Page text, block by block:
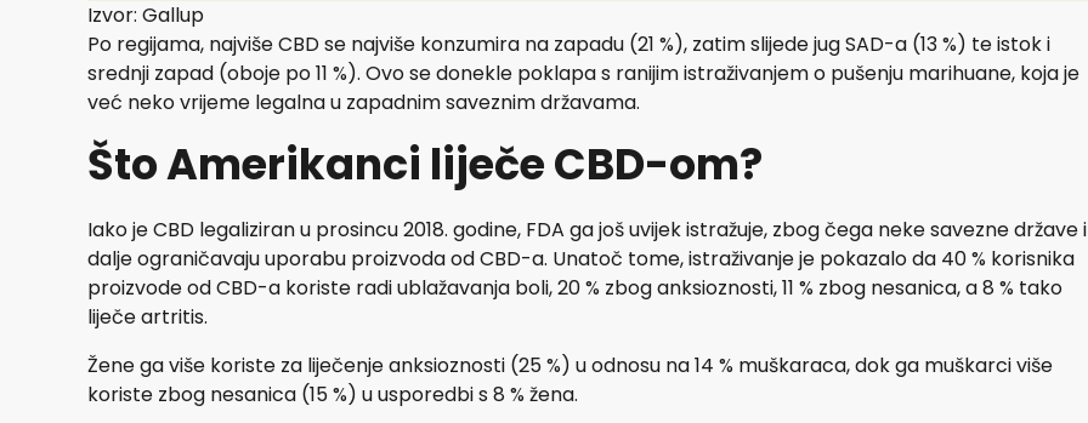
Izvor: Gallup
Po regijama, najviše CBD se najviše konzumira na zapadu (21 %), zatim slijede jug SAD-a (13 %) te istok i
srednji zapad (oboje po 11 %). Ovo se donekle poklapa s ranijim istraživanjem o pušenju marihuane, koja je
već neko vrijeme legalna u zapadnim saveznim državama.
Što Amerikanci liječe CBD-om?
Iako je CBD legaliziran u prosincu 2018. godine, FDA ga još uvijek istražuje, zbog čega neke savezne države i
dalje ograničavaju uporabu proizvoda od CBD-a. Unatoč tome, istraživanje je pokazalo da 40 % korisnika
proizvode od CBD-a koriste radi ublažavanja boli, 20 % zbog anksioznosti, 11 % zbog nesanica, a 8 % tako
liječe artritis.
Žene ga više koriste za liječenje anksioznosti (25 %) u odnosu na 14 % muškaraca, dok ga muškarci više
koriste zbog nesanica (15 %) u usporedbi s 8 % žena.